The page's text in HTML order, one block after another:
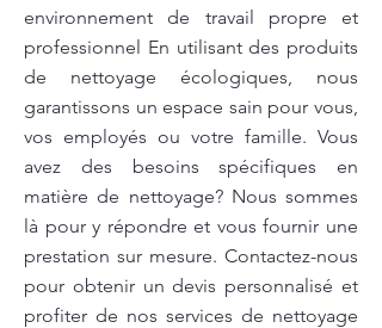
environnement de travail propre et
professionnel En utilisant des produits
de nettoyage écologiques, nous
garantissons un espace sain pour vous,
vos employés ou votre famille. Vous
avez des besoins spécifiques en
matière de nettoyage? Nous sommes
là pour y répondre et vous fournir une
prestation sur mesure. Contactez-nous
pour obtenir un devis personnalisé et
profiter de nos services de nettoyage